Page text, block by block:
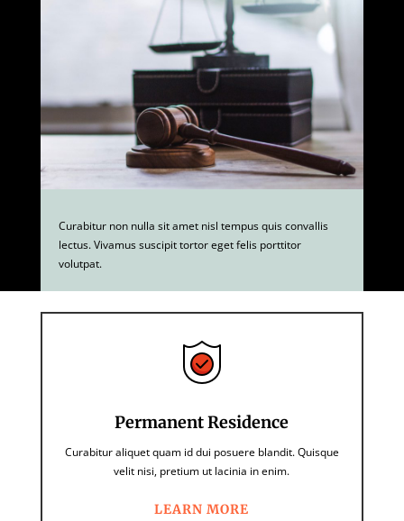
Curabitur non nulla sit amet nisl tempus quis convallis
lectus. Vivamus suscipit tortor eget felis porttitor
volutpat.
Permanent Residence
Curabitur aliquet quam id dui posuere blandit. Quisque
velit nisi, pretium ut lacinia in enim.
LEARN MORE